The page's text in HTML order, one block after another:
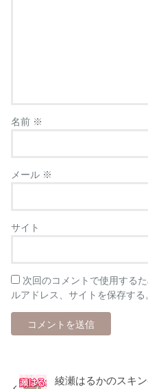
名前 ※
メール ※
サイト
次回のコメントで使用する
ルアドレス、サイトを保存する
綾瀬はるかのスキ